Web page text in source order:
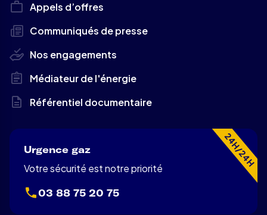
Appels d’offres
Communiqués de presse
Nos engagements
Médiateur de l'énergie
Référentiel documentaire
24H/24H
Urgence gaz
Votre sécurité est notre priorité
03 88 75 20 75